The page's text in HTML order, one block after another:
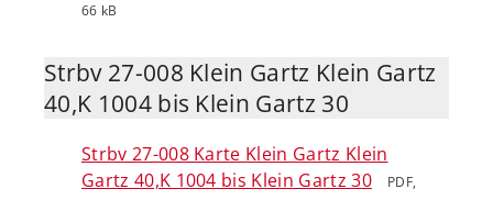
66 kB
Strbv 27-008 Klein Gartz Klein Gartz
40,K 1004 bis Klein Gartz 30
Strbv 27-008 Karte Klein Gartz Klein
Gartz 40,K 1004 bis Klein Gartz 30
PDF,